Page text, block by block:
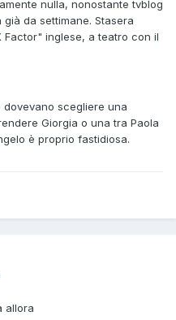
nulla, nonostante tvblog
da settimane. Stasera
inglese, a teatro con il
dovevano scegliere una
Giorgia o una tra Paola
è proprio fastidiosa.
allora